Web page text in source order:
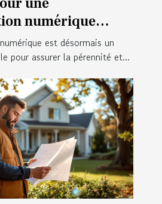
numérique
est désormais un
pour assurer la pérennité et...